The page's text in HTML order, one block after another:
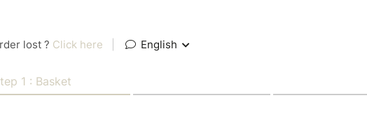
lost ? Click here English
1 : Basket